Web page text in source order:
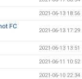
2021-06-13 18:56
FC
2021-06-13 17:29
2021-06-13 13:51
2021-06-11 10:52
2021-06-10 22:34